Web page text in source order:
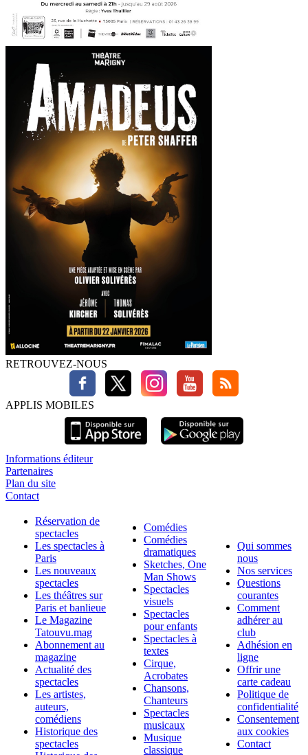
RETROUVEZ-NOUS
APPLIS MOBILES
Informations éditeur
Partenaires
Plan du site
Contact
Réservation de
spectacles
Les spectacles à
Paris
Les nouveaux
spectacles
Les théâtres sur
Paris et banlieue
Le Magazine
Tatouvu.mag
Abonnement au
magazine
Actualité des
spectacles
Les artistes,
auteurs,
comédiens
Historique des
spectacles
Comédies
Comédies
dramatiques
Sketches, One
Man Shows
Spectacles
visuels
Spectacles
pour enfants
Spectacles à
textes
Cirque,
Acrobates
Chansons,
Chanteurs
Spectacles
musicaux
Musique
classique
Qui sommes
nous
Nos services
Questions
courantes
Comment
adhérer au
club
Adhésion en
ligne
Offrir une
carte cadeau
Politique de
confidentialité
Consentement
aux cookies
Contact